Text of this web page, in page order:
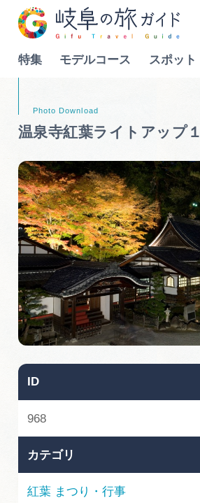
特集 モデルコース スポット
特集
モデルコース
スポット・体験
イベント
グルメ
旅の予約
ぎふ旅レポーター記事
早わかり岐阜
Language
温泉寺紅葉ライトアップ１
ID
968
カテゴリ
紅葉 まつり・行事